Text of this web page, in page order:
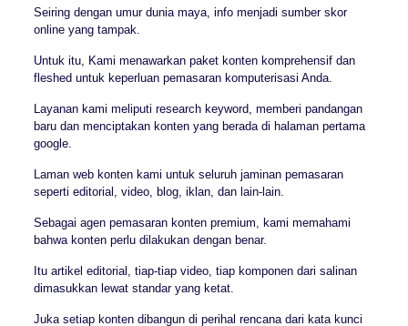
Seiring dengan umur dunia maya, info menjadi sumber skor
online yang tampak.
Untuk itu, Kami menawarkan paket konten komprehensif dan
fleshed untuk keperluan pemasaran komputerisasi Anda.
Layanan kami meliputi research keyword, memberi pandangan
baru dan menciptakan konten yang berada di halaman pertama
google.
Laman web konten kami untuk seluruh jaminan pemasaran
seperti editorial, video, blog, iklan, dan lain-lain.
Sebagai agen pemasaran konten premium, kami memahami
bahwa konten perlu dilakukan dengan benar.
Itu artikel editorial, tiap-tiap video, tiap komponen dari salinan
dimasukkan lewat standar yang ketat.
Juka setiap konten dibangun di perihal rencana dari kata kunci